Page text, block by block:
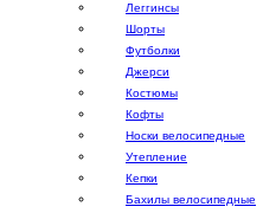
Леггинсы
Шорты
Футболки
Джерси
Костюмы
Кофты
Носки велосипедные
Утепление
Кепки
Бахилы велосипедные